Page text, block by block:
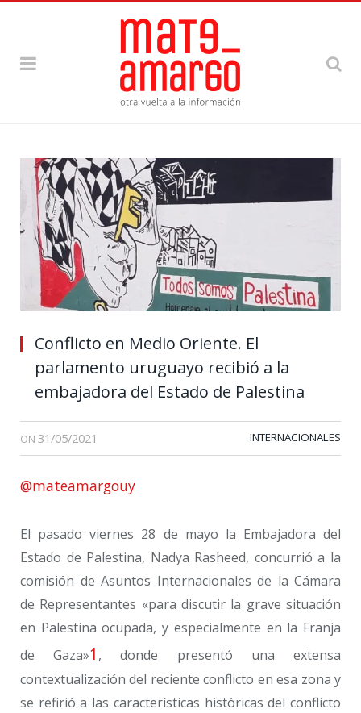
Conflicto en Medio Oriente. El
parlamento uruguayo recibió a la
embajadora del Estado de Palestina
ON 31/05/2021 INTERNACIONALES
@mateamargouy
El pasado viernes 28 de mayo la Embajadora del
Estado de Palestina, Nadya Rasheed, concurrió a la
comisión de Asuntos Internacionales de la Cámara
de Representantes «para discutir la grave situación
en Palestina ocupada, y especialmente en la Franja
de Gaza»1 , donde presentó una extensa
contextualización del reciente conflicto en esa zona y
se refirió a las características históricas del conflicto